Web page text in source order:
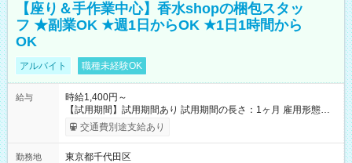
【座り＆手作業中心】香水shopの梱包スタッ
フ ★副業OK ★週1日からOK ★1日1時間から
OK
アルバイト 職種未経験OK
給与
時給1,400円～
【試用期間】試用期間あり 試用期間の長さ：1ヶ月 雇用形態、
給与は本採用時と同じです。
交通費別途支給あり
勤務地
東京都千代田区